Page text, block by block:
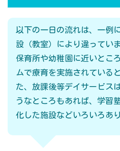
以下の一日の流れは、一例
設（教室）により違ってい
保育所や幼稚園に近いとこ
ムで療育を実施されている
た、放課後等デイサービス
うなところもあれば、学習
化した施設などいろいろあり